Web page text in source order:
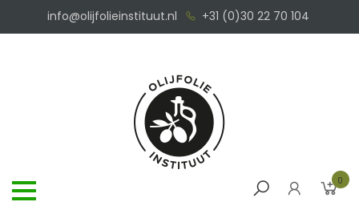
info@olijfolieinstituut.nl +31 (0)30 22 70 104
0